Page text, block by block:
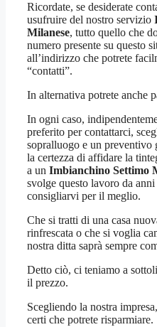
Ricordate, se desiderate
usufruire del nostro servizio
Milanese, tutto quello che
numero presente su questo
all’indirizzo che potrete
“contatti”.
In alternativa potrete anche
In ogni caso,
preferito per contattarci,
sopralluogo e un preventivo
la certezza di affidare la
a un Imbianchino Settimo
svolge questo lavoro da anni
consigliarvi per il meglio.
Che si tratti di una casa
rinfrescata o che si voglia
nostra ditta saprà sempre
Detto ciò, ci teniamo a
il prezzo.
Scegliendo la nostra
certi che potrete risparmiare.